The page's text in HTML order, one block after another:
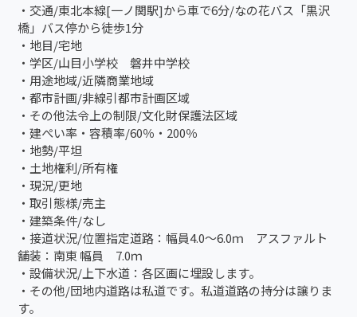
・交通/東北本線[一ノ関駅]から車で6分/なの花バス「黒沢
橋」バス停から徒歩1分
・地目/宅地
・学区/山目小学校 磐井中学校
・用途地域/近隣商業地域
・都市計画/非線引都市計画区域
・その他法令上の制限/文化財保護法区域
・建ぺい率・容積率/60％・200％
・地勢/平坦
・土地権利/所有権
・現況/更地
・取引態様/売主
・建築条件/なし
・接道状況/位置指定道路：幅員4.0～6.0ｍ アスファルト
舗装：南東 幅員 7.0ｍ
・設備状況/上下水道：各区画に埋設します。
・その他/団地内道路は私道です。私道道路の持分は譲りま
す。